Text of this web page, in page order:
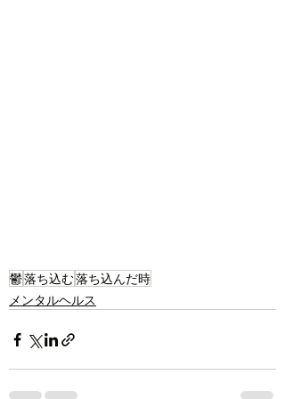
鬱落ち込む落ち込んだ時
メンタルヘルス